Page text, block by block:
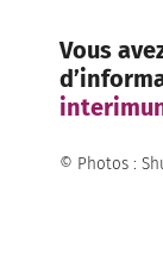
Vous
© Photos :